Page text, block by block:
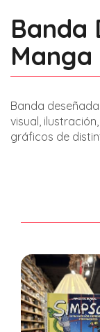
Banda
Manga
Banda
visual,
gráficos de